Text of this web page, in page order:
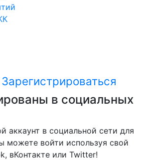
Зарегистрироваться
в социальных
аккаунт в социальной сети для
можете войти используя свой
вКонтакте или Twitter!